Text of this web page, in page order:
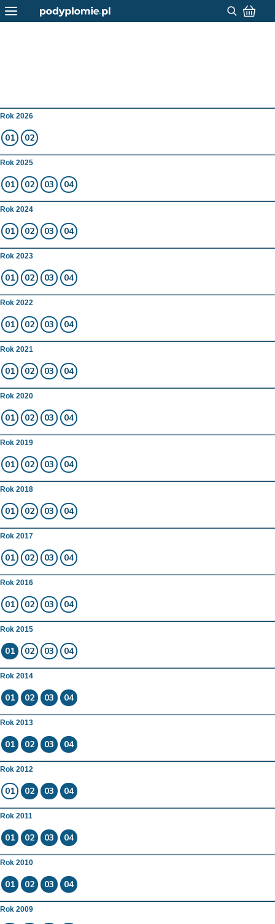
Rok 2026
01 02
Rok 2025
01 02 03 04
Rok 2024
01 02 03 04
Rok 2023
01 02 03 04
Rok 2022
01 02 03 04
Rok 2021
01 02 03 04
Rok 2020
01 02 03 04
Rok 2019
01 02 03 04
Rok 2018
01 02 03 04
Rok 2017
01 02 03 04
Rok 2016
01 02 03 04
Rok 2015
01 02 03 04
Rok 2014
01 02 03 04
Rok 2013
01 02 03 04
Rok 2012
01 02 03 04
Rok 2011
01 02 03 04
Rok 2010
01 02 03 04
Rok 2009